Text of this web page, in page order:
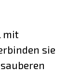
mit
sie